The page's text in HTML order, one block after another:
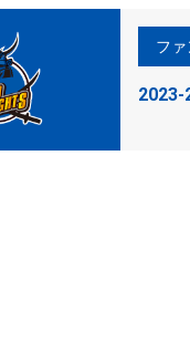
フ
2023-